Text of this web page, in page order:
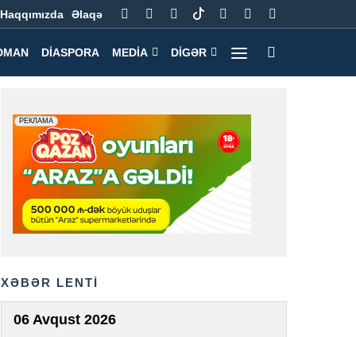
Haqqımızda Əlaqə
DIASPORA MEDIA DIGƏR
XƏBƏR LENTİ
06 Avqust 2026